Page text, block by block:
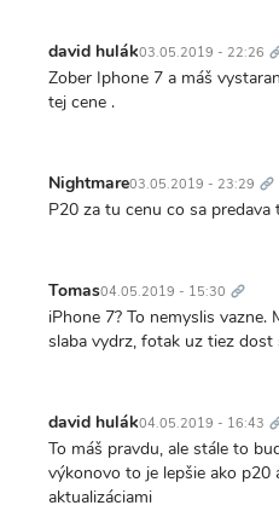
david hulák03.05.2019 - 22:26
Zober Iphone 7 a máš
tej cene .
Nightmare03.05.2019 - 23:29
P20 za tu cenu co sa
Tomas04.05.2019 - 15:30 odkaz
iPhone 7? To nemyslis vazne.
slaba vydrz, fotak uz tiez dost
david hulák04.05.2019 - 16:43
To máš pravdu, ale stále to
výkonovo to je lepšie ako p20
aktualizáciami